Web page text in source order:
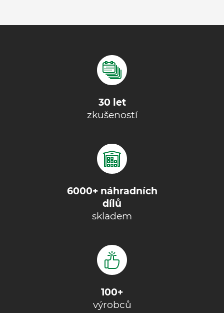
30 let
zkušeností
6000+ náhradních
dílů
skladem
100+
výrobců